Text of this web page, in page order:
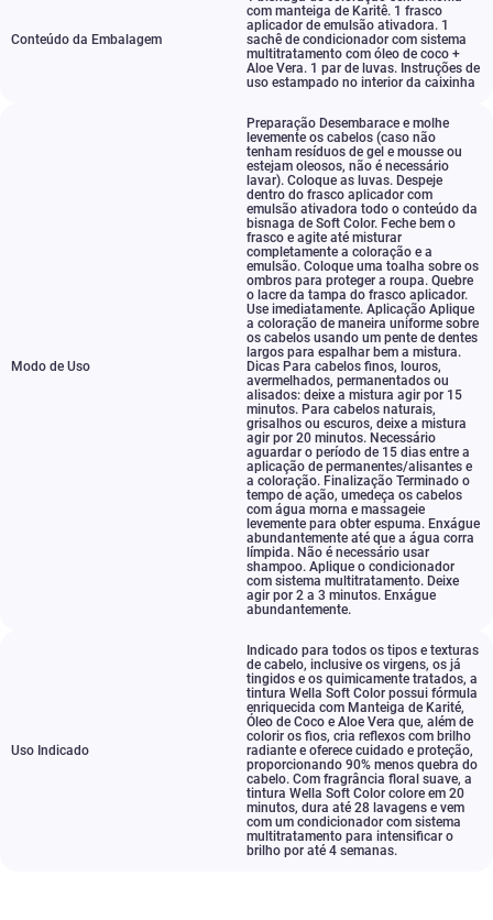
Conteúdo da Embalagem
com manteiga de Karitê. 1 frasco
aplicador de emulsão ativadora. 1
sachê de condicionador com sistema
multitratamento com óleo de coco +
Aloe Vera. 1 par de luvas. Instruções de
uso estampado no interior da caixinha
Modo de Uso
Preparação Desembarace e molhe
levemente os cabelos (caso não
tenham resíduos de gel e mousse ou
estejam oleosos, não é necessário
lavar). Coloque as luvas. Despeje
dentro do frasco aplicador com
emulsão ativadora todo o conteúdo da
bisnaga de Soft Color. Feche bem o
frasco e agite até misturar
completamente a coloração e a
emulsão. Coloque uma toalha sobre os
ombros para proteger a roupa. Quebre
o lacre da tampa do frasco aplicador.
Use imediatamente. Aplicação Aplique
a coloração de maneira uniforme sobre
os cabelos usando um pente de dentes
largos para espalhar bem a mistura.
Dicas Para cabelos finos, louros,
avermelhados, permanentados ou
alisados: deixe a mistura agir por 15
minutos. Para cabelos naturais,
grisalhos ou escuros, deixe a mistura
agir por 20 minutos. Necessário
aguardar o período de 15 dias entre a
aplicação de permanentes/alisantes e
a coloração. Finalização Terminado o
tempo de ação, umedeça os cabelos
com água morna e massageie
levemente para obter espuma. Enxágue
abundantemente até que a água corra
límpida. Não é necessário usar
shampoo. Aplique o condicionador
com sistema multitratamento. Deixe
agir por 2 a 3 minutos. Enxágue
abundantemente.
Uso Indicado
Indicado para todos os tipos e texturas
de cabelo, inclusive os virgens, os já
tingidos e os quimicamente tratados, a
tintura Wella Soft Color possui fórmula
enriquecida com Manteiga de Karité,
Óleo de Coco e Aloe Vera que, além de
colorir os fios, cria reflexos com brilho
radiante e oferece cuidado e proteção,
proporcionando 90% menos quebra do
cabelo. Com fragrância floral suave, a
tintura Wella Soft Color colore em 20
minutos, dura até 28 lavagens e vem
com um condicionador com sistema
multitratamento para intensificar o
brilho por até 4 semanas.